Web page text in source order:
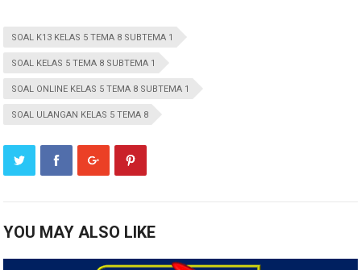
SOAL K13 KELAS 5 TEMA 8 SUBTEMA 1
SOAL KELAS 5 TEMA 8 SUBTEMA 1
SOAL ONLINE KELAS 5 TEMA 8 SUBTEMA 1
SOAL ULANGAN KELAS 5 TEMA 8
YOU MAY ALSO LIKE